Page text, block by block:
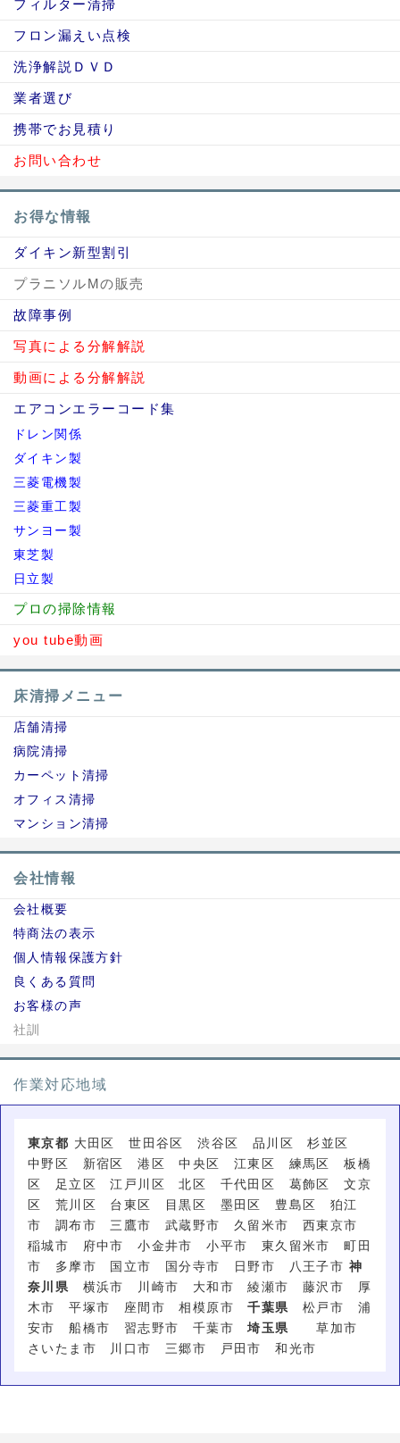
フィルター清掃
フロン漏えい点検
洗浄解説ＤＶＤ
業者選び
携帯でお見積り
お問い合わせ
お得な情報
ダイキン新型割引
プラニソルMの販売
故障事例
写真による分解解説
動画による分解解説
エアコンエラーコード集
ドレン関係
ダイキン製
三菱電機製
三菱重工製
サンヨー製
東芝製
日立製
プロの掃除情報
you tube動画
床清掃メニュー
店舗清掃
病院清掃
カーペット清掃
オフィス清掃
マンション清掃
会社情報
会社概要
特商法の表示
個人情報保護方針
良くある質問
お客様の声
社訓
作業対応地域
東京都 大田区 世田谷区 渋谷区 品川区 杉並区
中野区 新宿区 港区 中央区 江東区 練馬区 板橋
区 足立区 江戸川区 北区 千代田区 葛飾区 文京
区 荒川区 台東区 目黒区 墨田区 豊島区 狛江
市 調布市 三鷹市 武蔵野市 久留米市 西東京市
稲城市 府中市 小金井市 小平市 東久留米市 町田
市 多摩市 国立市 国分寺市 日野市 八王子市 神
奈川県 横浜市 川崎市 大和市 綾瀬市 藤沢市 厚
木市 平塚市 座間市 相模原市千葉県
松戸市 浦
安市 船橋市 習志野市 千葉市埼玉県
草加市
さいたま市 川口市 三郷市 戸田市 和光市